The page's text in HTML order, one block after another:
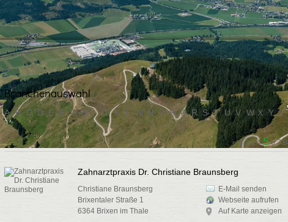
Branchenauswahl
A B C D E F G H I J K L M N O P Q R S T U V W X Y Z
« 1 2 3 4 5 6 7 8
Zahnarztpraxis Dr. Christiane Braunsberg
Christiane Braunsberg
Brixentaler Straße 1
6364 Brixen im Thale
E-Mail senden
Webseite aufrufen
Auf Karte anzeigen